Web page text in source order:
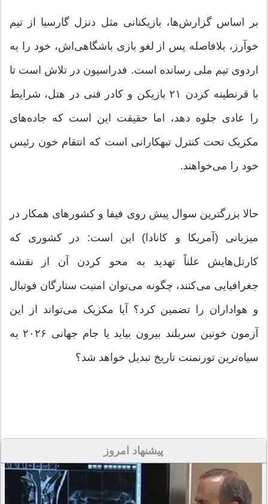
‏بر اساس گزارش‌ها، بازیکنانی مثل دنزل گارسیا از تیم
خوآرز، بلافاصله پس از لغو بازی باشگاهی‌اش، خود را به
اردوی تیم ملی رسانده است. فدراسیون در تلاش است تا
با قرنطینه کردن ۲۱ بازیکن و کادر فنی در هتل، شرایط
را عادی جلوه دهد، اما حقیقت این است که جاده‌های
مکزیک تحت کنترل تبهکارانی است که انتقام خون رئیس
خود را می‌خواهند.
‏حالا بزرگترین سوال پیش روی فیفا و کشورهای همکار در
میزبانی (آمریکا و کانادا) این است: در کشوری که
کارتل‌هایش علناً تهدید به محو کردن آن از نقشه
جغرافیایی می‌کنند، چگونه می‌توان امنیت ستارگان فوتبال
و هواداران را تضمین کرد؟ آیا مکزیک می‌تواند از این
آزمون خونین سربلند بیرون بیاید یا جام جهانی ۲۰۲۶ به
سیاه‌ترین تورنمنت تاریخ تبدیل خواهد شد؟
پیشنهاد امروز